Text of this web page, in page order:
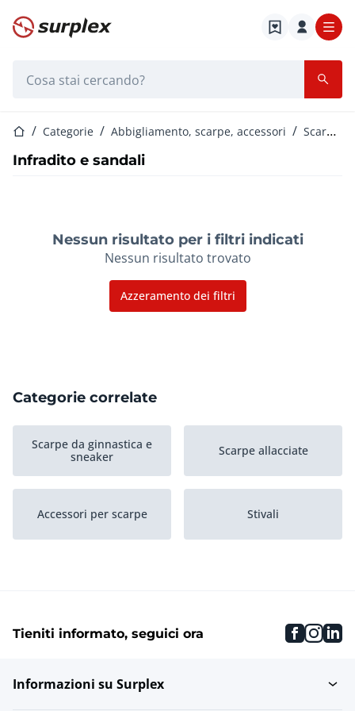
Home
Home Categorie Abbigliamento, scarpe, accessori Scarpe unisex
Infradito e sandali
Nessun risultato per i filtri indicati
Nessun risultato trovato
Azzeramento dei filtri
Categorie correlate
Scarpe da ginnastica e
sneaker
Scarpe allacciate
Accessori per scarpe Stivali
Tieniti informato, seguici ora
Informazioni su Surplex